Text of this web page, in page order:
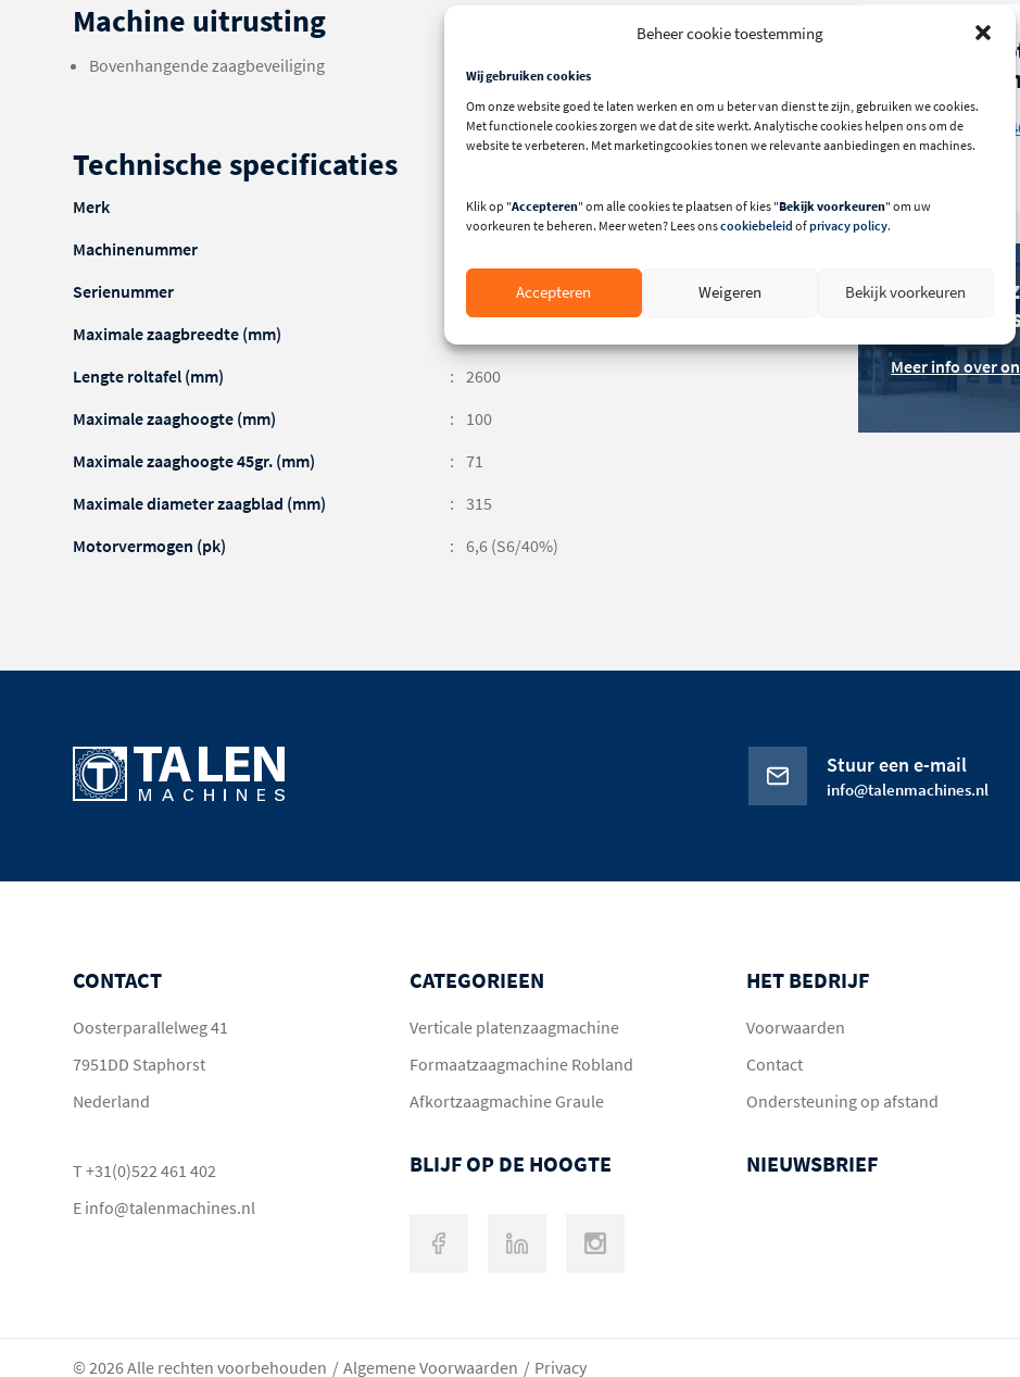
Beheer cookie toestemming
Wij gebruiken cookies
Om onze website goed te laten werken en om u beter van dienst te zijn, gebruiken we cookies.
Met functionele cookies zorgen we dat de site werkt. Analytische cookies helpen ons om de
website te verbeteren. Met marketingcookies tonen we relevante aanbiedingen en machines.
Klik op "Accepteren" om alle cookies te plaatsen of kies "Bekijk voorkeuren" om uw
voorkeuren te beheren. Meer weten? Lees onscookiebeleid ofprivacy policy.
Accepteren Weigeren Bekijk voorkeuren
Machine uitrusting
Bovenhangende zaagbeveiliging
Technische specificaties
Merk
SCM
Machinenummer
Serienummer
KK00006652
Maximale zaagbreedte (mm)
Lengte roltafel (mm)
2600
Maximale zaaghoogte (mm)
100
Maximale zaaghoogte 45gr. (mm)
71
Maximale diameter zaagblad (mm)
315
Motorvermogen (pk)
6,6 (S6/40%)
Bernd
met deze
Bel: +31 (0)522 -
Bezoek
in
Meer info over
Stuur een e-mail
info@talenmachines.nl
CONTACT
Oosterparallelweg 41
7951DD Staphorst
Nederland
T +31(0)522 461 402
E info@talenmachines.nl
CATEGORIEEN
Verticale platenzaagmachine
Formaatzaagmachine Robland
Afkortzaagmachine Graule
BLIJF OP DE HOOGTE
HET BEDRIJF
Voorwaarden
Contact
Ondersteuning op afstand
NIEUWSBRIEF
© 2026 Alle rechten voorbehouden Algemene Voorwaarden Privacy